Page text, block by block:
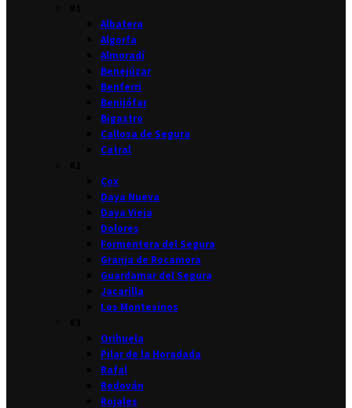
Albatera
Algorfa
Almoradí
Benejúzar
Benferri
Benijófar
Bigastro
Callosa de Segura
Catral
Cox
Daya Nueva
Daya Vieja
Dolores
Formentera del Segura
Granja de Rocamora
Guardamar del Segura
Jacarilla
Los Montesinos
Orihuela
Pilar de la Horadada
Rafal
Redován
Rojales